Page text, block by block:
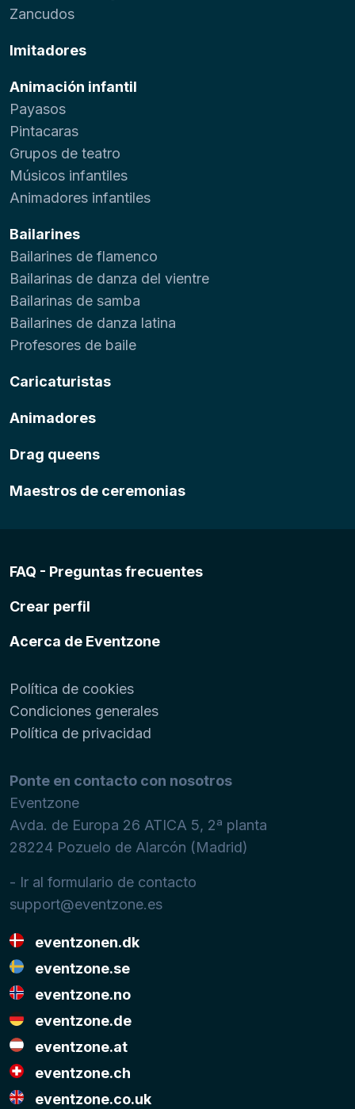
Zancudos
Imitadores
Animación infantil
Payasos
Pintacaras
Grupos de teatro
Músicos infantiles
Animadores infantiles
Bailarines
Bailarines de flamenco
Bailarinas de danza del vientre
Bailarinas de samba
Bailarines de danza latina
Profesores de baile
Caricaturistas
Animadores
Drag queens
Maestros de ceremonias
FAQ - Preguntas frecuentes
Crear perfil
Acerca de Eventzone
Política de cookies
Condiciones generales
Política de privacidad
Ponte en contacto con nosotros
Eventzone
Avda. de Europa 26 ATICA 5, 2ª planta
28224 Pozuelo de Alarcón (Madrid)
- Ir al formulario de contacto
support@eventzone.es
eventzonen.dk
eventzone.se
eventzone.no
eventzone.de
eventzone.at
eventzone.ch
eventzone.co.uk